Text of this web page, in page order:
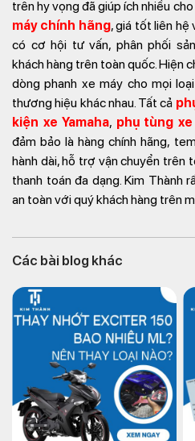
trên hy vọng đã giúp ích nhiều cho
máy chính hãng, giá tốt liên hệ
có cơ hội tư vấn, phân phối
khách hàng trên toàn quốc. Hiện
dòng phanh xe máy cho mọi
thương hiệu khác nhau. Tất cả
kiện xe Yamaha, phụ tùng xe
đảm bảo là hàng chính hãng,
hành dài, hỗ trợ vận chuyển trên
thanh toán đa dạng. Kim Thành
an toàn với quý khách hàng trên
Các bài blog khác